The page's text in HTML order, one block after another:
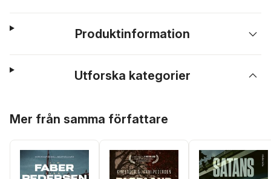
Produktinformation
Utforska kategorier
Mer från samma författare